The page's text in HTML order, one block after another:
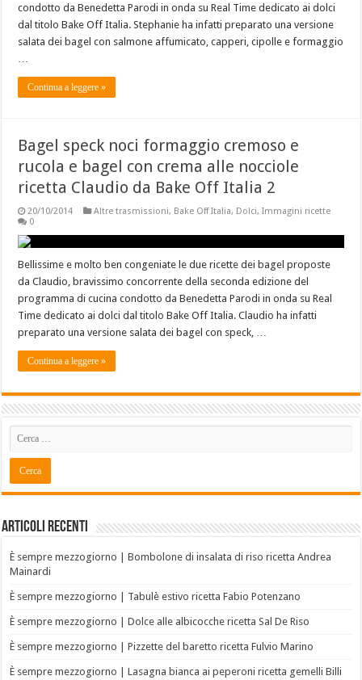
condotto da Benedetta Parodi in onda su Real Time dedicato ai dolci
dal titolo Bake Off Italia. Stephanie ha infatti preparato una versione
salata dei bagel con salmone affumicato, capperi, cipolle e formaggio
Continua a leggere »
Bagel speck noci formaggio cremoso e
rucola e bagel con crema alle nocciole
ricetta Claudio da Bake Off Italia 2
20/10/2014 Altre trasmissioni, Bake Off Italia, Dolci,Immagini ricette
0
Bellissime e molto ben congeniate le due ricette dei bagel proposte
da Claudio, bravissimo concorrente della seconda edizione del
programma di cucina condotto da Benedetta Parodi in onda su Real
Time dedicato ai dolci dal titolo Bake Off Italia. Claudio ha infatti
preparato una versione salata dei bagel con speck, …
Continua a leggere »
Articoli recenti
È sempre mezzogiorno | Bombolone di insalata di riso ricetta Andrea
Mainardi
È sempre mezzogiorno | Tabulè estivo ricetta Fabio Potenzano
È sempre mezzogiorno | Dolce alle albicocche ricetta Sal De Riso
È sempre mezzogiorno | Pizzette del baretto ricetta Fulvio Marino
È sempre mezzogiorno | Lasagna bianca ai peperoni ricetta gemelli Billi